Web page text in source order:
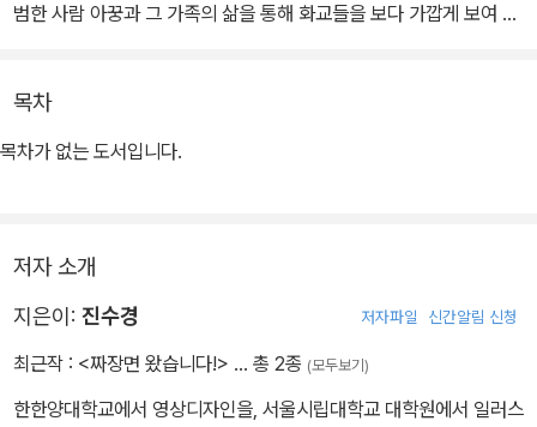
범한 사람 아꿍과 그 가족의 삶을 통해 화교들을 보다 가깝게 보여 주
잡는 과정과 외국인으로 겪어야 했던 어려움까지 가감 없이 그리고
있다.
대와 상황에 맞게 변주되면서 또 다른 풍성한 문화를 빚어낸다. 우리
아이들이 살아갈 세상은 백 년 전보다 훨씬 다채로운 사람들이 어우
러지는 곳이 될 것이다. 다양한 문화와 역사, 모습을 지닌 친구들과 함
목차
목차가 없는 도서입니다.
저자 소개
지은이: 진수경 저자파일 신간알림 신청
최근작 : <짜장면 왔습니다!> … 총 2종 (모두보기)
한한양대학교에서 영상디자인을, 서울시립대학교 대학원에서 일러스